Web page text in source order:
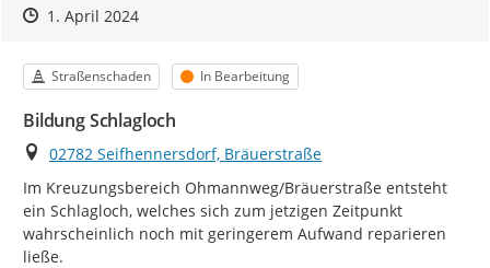
Zeitpunkt des Erstellens
Zeitpunkt des Erstellens
1. April 2024Zur Äußerung
Kategorie
Straßenschaden Status
In Bearbeitung
Bildung Schlagloch
Ort
02782 Seifhennersdorf, Bräuerstraße
Im Kreuzungsbereich Ohmannweg/Bräuerstraße entsteht
ein Schlagloch, welches sich zum jetzigen Zeitpunkt
wahrscheinlich noch mit geringerem Aufwand reparieren
ließe.